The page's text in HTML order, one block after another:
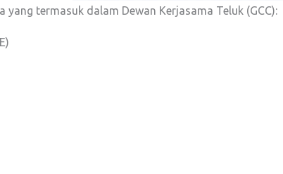
yang termasuk dalam Dewan Kerjasama Teluk (GCC):